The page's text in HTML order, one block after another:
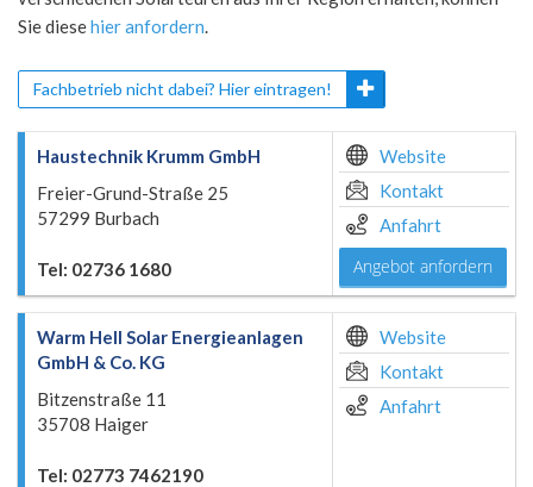
Sie diesehier anfordern.
Fachbetrieb nicht dabei? Hier eintragen!
Haustechnik Krumm GmbH
Freier-Grund-Straße 25
57299 Burbach
Tel: 02736 1680
Website
Kontakt
Anfahrt
Angebot anfordern
Warm Hell Solar Energieanlagen
GmbH & Co. KG
Bitzenstraße 11
35708 Haiger
Tel: 02773 7462190
Website
Kontakt
Anfahrt